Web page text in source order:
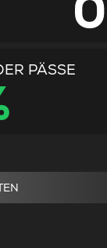
PÄSSE